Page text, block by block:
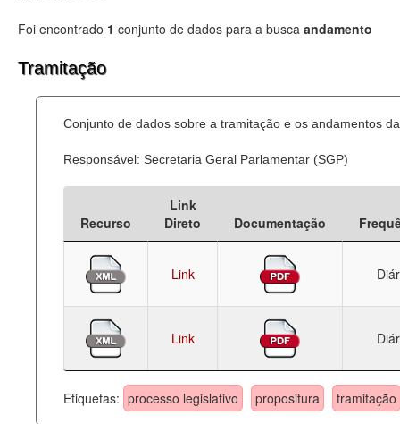
Lei de Acesso à Informação
Dados Governamentais Abertos
Processo Legislativo
Deputados Estaduais
Administração
Legislação
Perguntas frequentes
Contato
Foi encontrado 1 conjunto de dados para a busca andamento
Tramitação
Conjunto de dados sobre a tramitação e os andamentos
Responsável: Secretaria Geral Parlamentar (SGP)
Recurso
Link
Direto
Documentação
Link
Link
Etiquetas: processo legislativo propositura tramitação